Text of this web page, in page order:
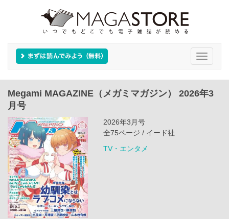
Toggle
Megami MAGAZINE（メガミマガジン） 2026年3
月号
2026年3月号
全75ページ / イード社
TV・エンタメ